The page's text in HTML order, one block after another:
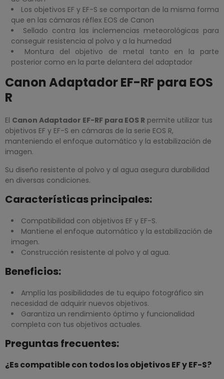
Los objetivos EF y EF-S se comportan de la misma forma
que en las cámaras réflex EOS de Canon
Sellado contra las inclemencias meteorológicas para
conseguir resistencia al polvo y a la humedad
Montura del objetivo de metal tanto en la parte
posterior como en la parte delantera del adaptador
Canon Adaptador EF-RF para EOS
R
El Canon Adaptador EF-RF para EOS R permite utilizar tus
objetivos EF y EF-S en cámaras de la serie EOS R,
manteniendo el enfoque automático y la estabilización de
imagen.
Su diseño resistente al polvo y al agua asegura durabilidad
en diversas condiciones.
Características principales:
Compatibilidad con objetivos EF y EF-S.
Mantiene el enfoque automático y la estabilización de
imagen.
Construcción resistente al polvo y al agua.
Beneficios:
Amplía las posibilidades de tu equipo fotográfico sin
necesidad de adquirir nuevos objetivos.
Garantiza un rendimiento óptimo y funcionalidad
completa con tus objetivos actuales.
Preguntas frecuentes:
¿Es compatible con todos los objetivos EF y EF-S?